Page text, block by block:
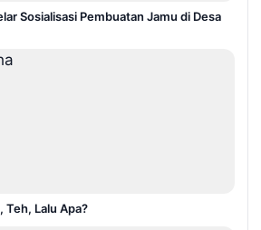
Sosialisasi Pembuatan Jamu di Desa
Teh, Lalu Apa?